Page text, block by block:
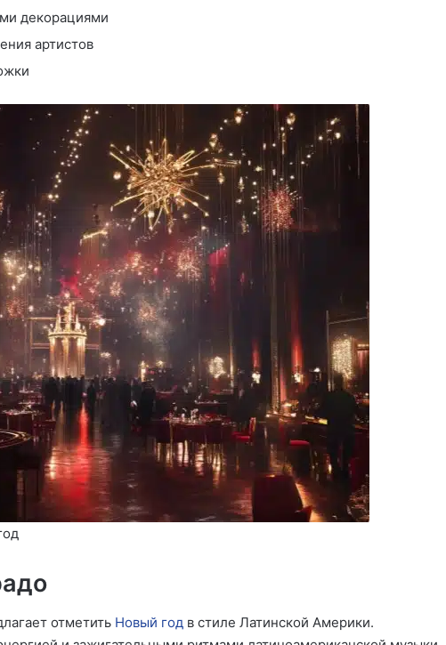
декорациями
артистов
отметить Новый год в стиле Латинской Америки.